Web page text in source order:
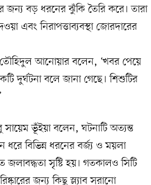
জন্য বড় ধরনের ঝুঁকি তৈরি করে। তারা
এবং নিরাপত্তাব্যবস্থা জোরদারের
তৌহিদুল আনোয়ার বলেন, ‘খবর পেয়ে
দুর্ঘটনা বলে জানা গেছে। শিশুটির
ভূঁইয়া বলেন, ঘটনাটি অত্যন্ত
ধরে বিভিন্ন ধরনের বর্জ্য ও ময়লা
জলাবদ্ধতা সৃষ্টি হয়। গতকালও সিটি
জন্য কিছু স্ল্যাব সরানো